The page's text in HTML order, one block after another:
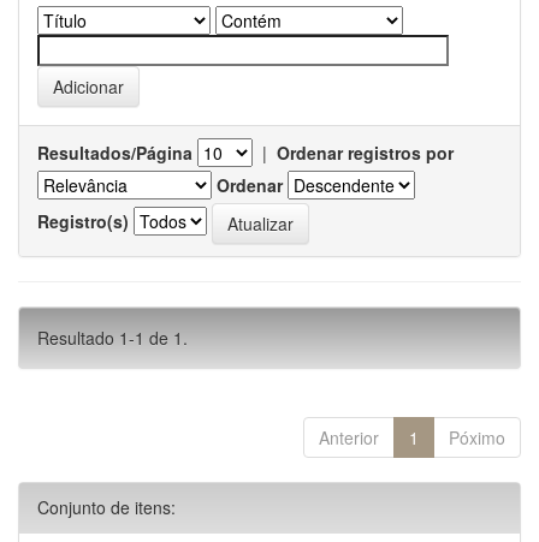
Resultados/Página | Ordenar registros por
Ordenar
Registro(s)
Resultado 1-1 de 1.
Anterior 1 Póximo
Conjunto de itens: